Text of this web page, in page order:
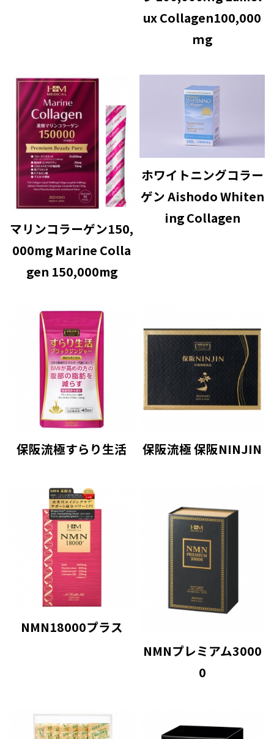
ux Collagen100,000
ｍg
マリンコラーゲン150,
000mg Marine Colla
gen 150,000mg
ホワイトニングコラー
ゲン Aishodo Whiten
ing Collagen
保阪流極すらり生活 保阪流極 保阪NINJIN
NMN18000プラス
NMNプレミアム3000
0